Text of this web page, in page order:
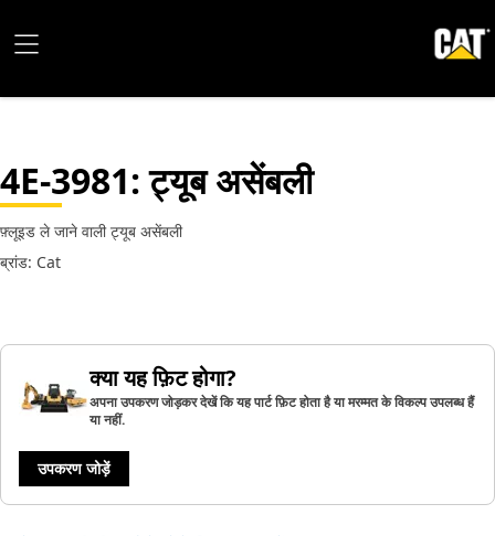
4E-3981: ट्यूब असेंबली
फ़्लूइड ले जाने वाली ट्यूब असेंबली
ब्रांड: Cat
क्या यह फ़िट होगा?
अपना उपकरण जोड़कर देखें कि यह पार्ट फ़िट होता है या मरम्मत के विकल्प उपलब्ध हैं
या नहीं.
उपकरण जोड़ें